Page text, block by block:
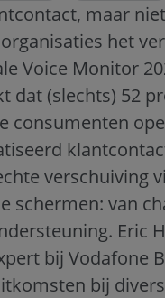
maar
het
Voice Monitor
dat (slechts) 52
consumenten
verschuiving
schermen: van
Eric
bij Vodafone
bij